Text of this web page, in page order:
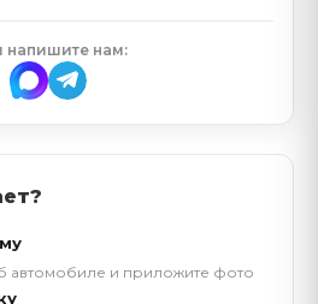
напишите нам:
автомобиле и приложите фото